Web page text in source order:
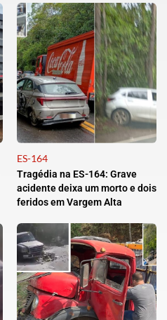
ES-164
Tragédia na ES-164: Grave
acidente deixa um morto e dois
feridos em Vargem Alta